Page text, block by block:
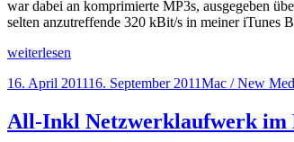
war dabei an komprimierte MP3s, ausgegeben
selten anzutreffende 320 kBit/s in meiner iTunes
iTunes:
beste
beim
Import
weiterlesen
Veröffentlicht
16. April 201116. September 2011Kategorien
Mac / New
All-Inkl Netzwerklaufwerk im